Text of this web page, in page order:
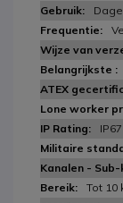
IP67
Tot 10